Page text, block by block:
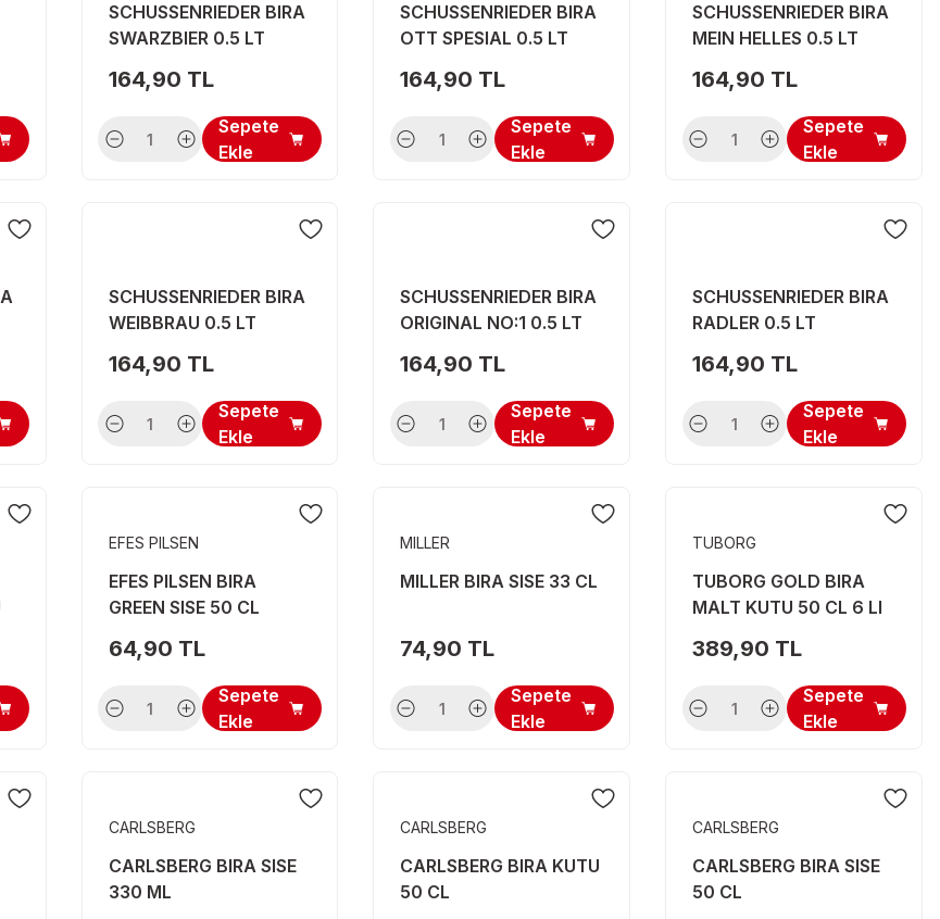
SCHUSSENRIEDER BIRA
SWARZBIER 0.5 LT
164,90 TL
Sepete
Ekle
SCHUSSENRIEDER BIRA
OTT SPESIAL 0.5 LT
164,90 TL
Sepete
Ekle
SCHUSSENRIEDER BIRA
MEIN HELLES 0.5 LT
164,90 TL
Sepete
Ekle
SCHUSSENRIEDER BIRA
WEIBBRAU 0.5 LT
164,90 TL
Sepete
Ekle
SCHUSSENRIEDER BIRA
ORIGINAL NO:1 0.5 LT
164,90 TL
Sepete
Ekle
SCHUSSENRIEDER BIRA
RADLER 0.5 LT
164,90 TL
Sepete
Ekle
EFES PILSEN
EFES PILSEN BIRA
GREEN SISE 50 CL
64,90 TL
Sepete
Ekle
MILLER
MILLER BIRA SISE 33 CL
74,90 TL
Sepete
Ekle
TUBORG
TUBORG GOLD BIRA
MALT KUTU 50 CL 6 LI
389,90 TL
Sepete
Ekle
CARLSBERG
CARLSBERG BIRA SISE
330 ML
CARLSBERG
CARLSBERG BIRA KUTU
50 CL
CARLSBERG
CARLSBERG BIRA SISE
50 CL